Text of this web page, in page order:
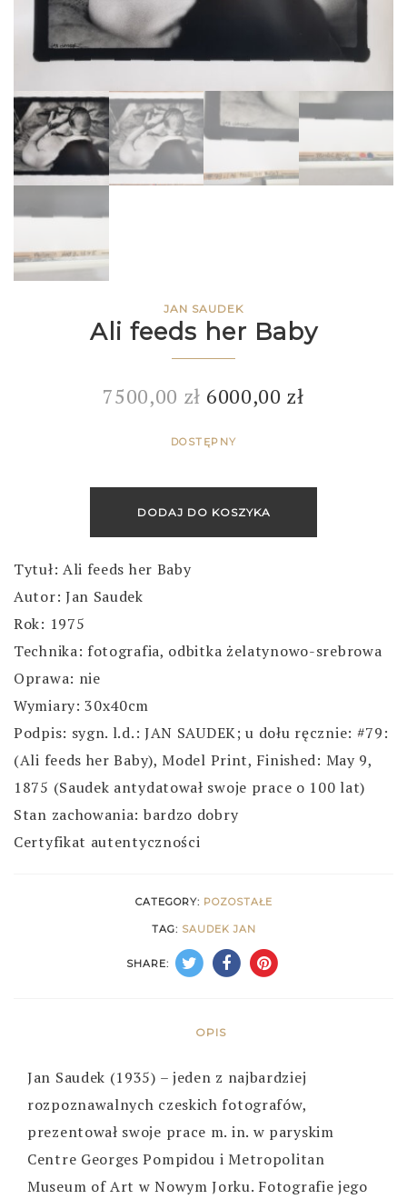
JAN SAUDEK
Ali feeds her Baby
7500,00 zł 6000,00 zł
DOSTĘPNY
DODAJ DO KOSZYKA
Tytuł: Ali feeds her Baby
Autor: Jan Saudek
Rok: 1975
Technika: fotografia, odbitka żelatynowo-srebrowa
Oprawa: nie
Wymiary: 30x40cm
Podpis: sygn. l.d.: JAN SAUDEK; u dołu ręcznie: #79:
(Ali feeds her Baby), Model Print, Finished: May 9,
1875 (Saudek antydatował swoje prace o 100 lat)
Stan zachowania: bardzo dobry
Certyfikat autentyczności
CATEGORY: POZOSTAŁE
TAG: SAUDEK JAN
SHARE:
OPIS
Jan Saudek (1935) – jeden z najbardziej
rozpoznawalnych czeskich fotografów,
prezentował swoje prace m. in. w paryskim
Centre Georges Pompidou i Metropolitan
Museum of Art w Nowym Jorku. Fotografie jego